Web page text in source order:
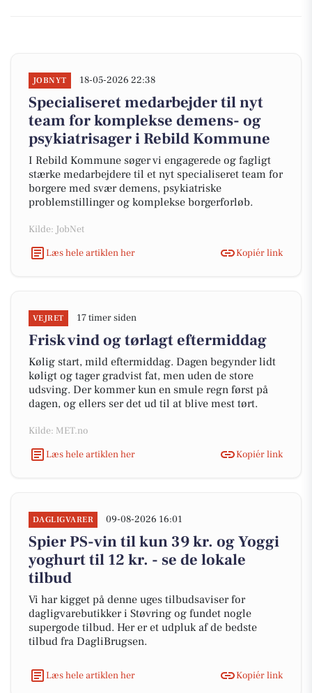
JOBNYT 18-05-2026 22:38
Specialiseret medarbejder til nyt
team for komplekse demens- og
psykiatrisager i Rebild Kommune
I Rebild Kommune søger vi engagerede og fagligt
stærke medarbejdere til et nyt specialiseret team for
borgere med svær demens, psykiatriske
problemstillinger og komplekse borgerforløb.
Kilde: JobNet
Læs hele artiklen her
Kopiér link
VEJRET 17 timer siden
Frisk vind og tørlagt eftermiddag
Kølig start, mild eftermiddag. Dagen begynder lidt
køligt og tager gradvist fat, men uden de store
udsving. Der kommer kun en smule regn først på
dagen, og ellers ser det ud til at blive mest tørt.
Kilde: MET.no
Læs hele artiklen her
Kopiér link
DAGLIGVARER 09-08-2026 16:01
Spier PS-vin til kun 39 kr. og Yoggi
yoghurt til 12 kr. - se de lokale
tilbud
Vi har kigget på denne uges tilbudsaviser for
dagligvarebutikker i Støvring og fundet nogle
supergode tilbud. Her er et udpluk af de bedste
tilbud fra DagliBrugsen.
Læs hele artiklen her Kopiér link